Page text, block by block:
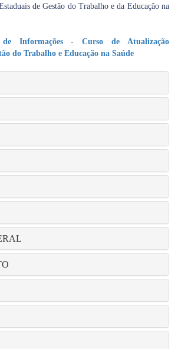
de Gestão do Trabalho e da Educação na
de Informações - Curso de Atualização
do Trabalho e Educação na Saúde